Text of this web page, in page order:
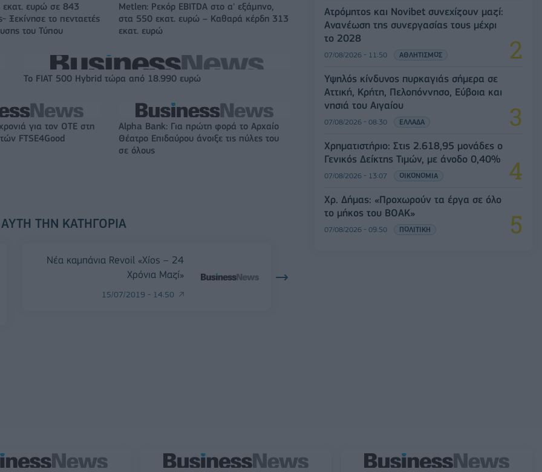
εκατ. ευρώ σε 843
Ξεκίνησε το πενταετές
του Τύπου
Metlen: Ρεκόρ EBITDA στο α' εξάμηνο,
στα 550 εκατ. ευρώ – Καθαρά κέρδη 313
εκατ. ευρώ
Το FIAT 500 Hybrid τώρα από 18.990 ευρώ
για τον ΟΤΕ στη
FTSE4Good
Alpha Bank: Για πρώτη φορά το Αρχαίο
Θέατρο Επιδαύρου άνοιξε τις πύλες του
σε όλους
ΤΗΝ ΚΑΤΗΓΟΡΊΑ
Νέα καμπάνια Revoil «Χίος – 24
Χρόνια Μαζί»
15/07/2019 - 14:50
Ατρόμητος και Novibet συνεχίζουν μαζί:
Ανανέωση της συνεργασίας τους μέχρι
το 2028
07/08/2026 - 11:50 ΑΘΛΗΤΙΣΜΟΣ
Υψηλός κίνδυνος πυρκαγιάς σήμερα σε
Αττική, Κρήτη, Πελοπόννησο, Εύβοια και
νησιά του Αιγαίου
07/08/2026 - 08:30 ΕΛΛΑΔΑ
Χρηματιστήριο: Στις 2.618,95 μονάδες ο
Γενικός Δείκτης Τιμών, με άνοδο 0,40%
07/08/2026 - 13:07 ΟΙΚΟΝΟΜΙΑ
Χρ. Δήμας: «Προχωρούν τα έργα σε όλο
το μήκος του ΒΟΑΚ»
07/08/2026 - 09:50 ΠΟΛΙΤΙΚΗ